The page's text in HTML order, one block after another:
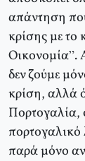
απάντηση
κρίσης με
Οικονομία”.
δεν ζούμε
κρίση, αλλά
Πορτογαλία,
πορτογαλικό
παρά μόνο